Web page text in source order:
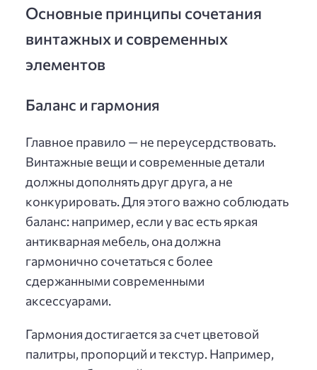
Основные принципы сочетания
винтажных и современных
элементов
Баланс и гармония
Главное правило — не переусердствовать.
Винтажные вещи и современные детали
должны дополнять друг друга, а не
конкурировать. Для этого важно соблюдать
баланс: например, если у вас есть яркая
антикварная мебель, она должна
гармонично сочетаться с более
сдержанными современными
аксессуарами.
Гармония достигается за счет цветовой
палитры, пропорций и текстур. Например,